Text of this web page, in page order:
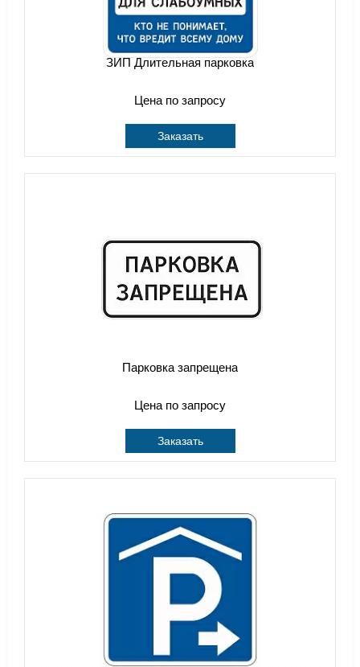
ЗИП Длительная парковка
Цена по запросу
Заказать
Парковка запрещена
Цена по запросу
Заказать